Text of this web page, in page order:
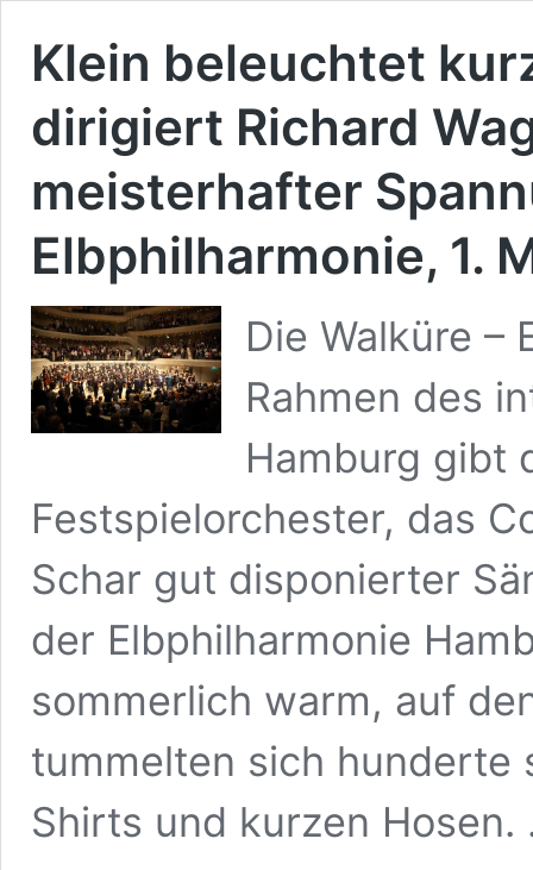
Klein beleuchtet
dirigiert Richard
meisterhafter
Elbphilharmonie, 1.
Die Walküre –
Rahmen des
Hamburg gibt
Festspielorchester, das
Schar gut disponierter
der Elbphilharmonie
sommerlich warm, auf
tummelten sich hunderte
Shirts und kurzen